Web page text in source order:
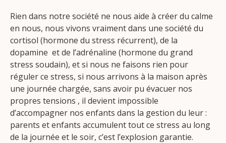
Rien dans notre société ne nous aide à créer du calme
en nous, nous vivons vraiment dans une société du
cortisol (hormone du stress récurrent), de la
dopamine et de l’adrénaline (hormone du grand
stress soudain), et si nous ne faisons rien pour
réguler ce stress, si nous arrivons à la maison après
une journée chargée, sans avoir pu évacuer nos
propres tensions , il devient impossible
d’accompagner nos enfants dans la gestion du leur :
parents et enfants accumulent tout ce stress au long
de la journée et le soir, c’est l’explosion garantie.